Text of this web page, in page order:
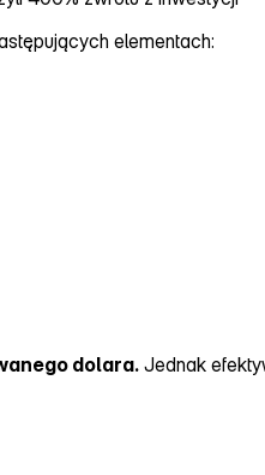
elementach:
dolara. Jednak